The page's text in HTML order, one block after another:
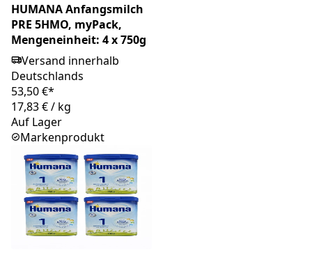
HUMANA Anfangsmilch
PRE 5HMO, myPack,
Mengeneinheit: 4 x 750g
Versand innerhalb
Deutschlands
53,50 €*
17,83 €/ kg
Auf Lager
Markenprodukt